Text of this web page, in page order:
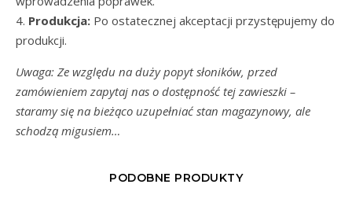
4. Produkcja: Po ostatecznej akceptacji przystępujemy do
produkcji.
Uwaga: Ze względu na duży popyt słoników, przed
zamówieniem zapytaj nas o dostępność tej zawieszki –
staramy się na bieżąco uzupełniać stan magazynowy, ale
schodzą migusiem…
PODOBNE PRODUKTY